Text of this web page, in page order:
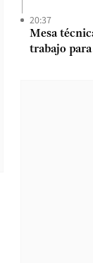
20:37
Mesa
trabajo